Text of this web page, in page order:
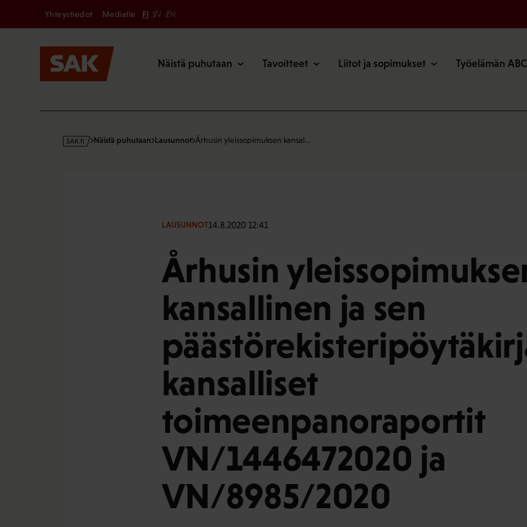
Secondary
Yhteystiedot Medialle FI SV EN
Näistä puhutaan Tavoitteet Liitot ja sopimukset Työelämän ABC
s
Näistä puhutaan Lausunnot Århusin yleissopimuksen kansal…
LAUSUNNOT14.8.2020 12:41
Århusin
kansallinen ja sen
kansalliset
toimeenpanoraportit
VN/1446472020 ja
VN/8985/2020